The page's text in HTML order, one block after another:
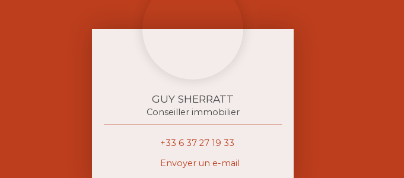
GUY SHERRATT
Conseiller immobilier
+33 6 37 27 19 33
Envoyer un e-mail